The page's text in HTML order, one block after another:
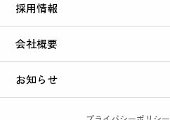
鉄骨・鉄筋解体
採用情報
会社概要
お知らせ